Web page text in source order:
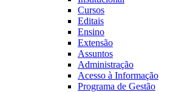
Cursos
Editais
Ensino
Extensão
Assuntos
Administração
Acesso à Informação
Programa de Gestão